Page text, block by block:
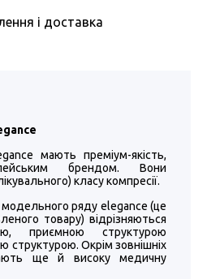
і доставка
мають преміум-якість,
брендом. Вони
класу компресії.
модельного ряду elegance (це
товару) відрізняються
приємною структурою
структурою. Окрім зовнішніх
ще й високу медичну